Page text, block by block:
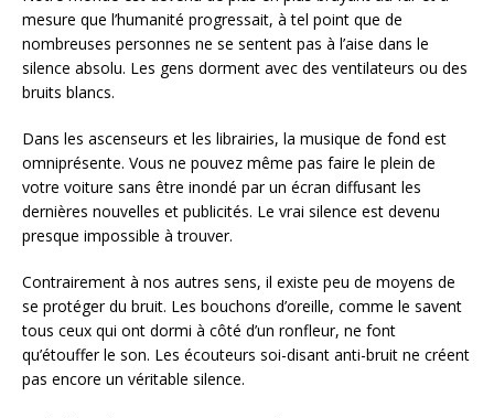
mesure que l’humanité progressait, à tel point que de
nombreuses personnes ne se sentent pas à l’aise dans le
silence absolu. Les gens dorment avec des ventilateurs ou des
bruits blancs.
Dans les ascenseurs et les librairies, la musique de fond est
omniprésente. Vous ne pouvez même pas faire le plein de
votre voiture sans être inondé par un écran diffusant les
dernières nouvelles et publicités. Le vrai silence est devenu
presque impossible à trouver.
Contrairement à nos autres sens, il existe peu de moyens de
se protéger du bruit. Les bouchons d’oreille, comme le savent
tous ceux qui ont dormi à côté d’un ronfleur, ne font
qu’étouffer le son. Les écouteurs soi-disant anti-bruit ne créent
pas encore un véritable silence.